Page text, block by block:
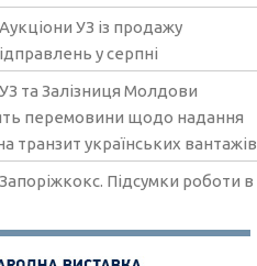
Аукціони УЗ із продажу
у серпні
УЗ та Залізниця Молдови
перемовини щодо надання
транзит українських вантажів
Запоріжкокс. Підсумки роботи в